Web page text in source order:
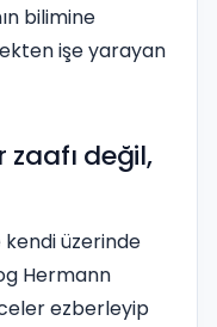
bilimine
işe yarayan
değil,
kendi üzerinde
Hermann
ezberleyip